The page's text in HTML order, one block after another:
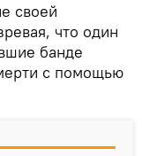
своей
что один
банде
с помощью